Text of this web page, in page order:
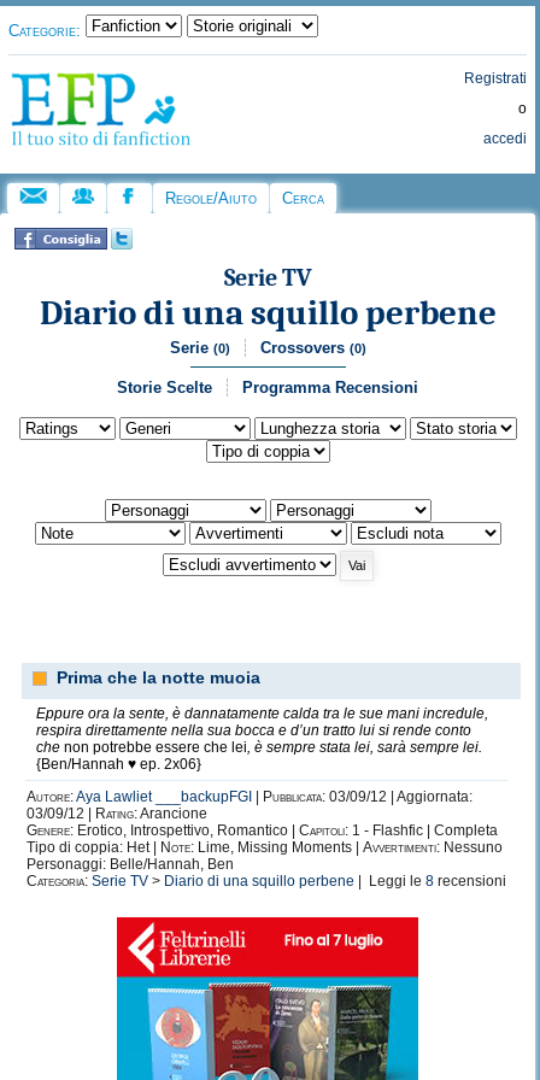
Categorie:
Registrati
o
accedi
Regole/Aiuto Cerca
Serie TV
Diario di una squillo perbene
Serie (0) Crossovers (0)
Storie Scelte Programma Recensioni
Prima che la notte muoia
Eppure ora la sente, è dannatamente calda tra le sue mani incredule,
respira direttamente nella sua bocca e d’un tratto lui si rende conto
che non potrebbe essere che lei, è sempre stata lei, sarà sempre lei.
{Ben/Hannah ♥ ep. 2x06}
Autore:Aya Lawliet ___backupFGI Pubblicata: 03/09/12 | Aggiornata:
03/09/12 |
Rating:Arancione
Genere: Erotico, Introspettivo, Romantico | Capitoli: 1 - Flashfic | Completa
Tipo di coppia: Het |
Note: Lime, Missing Moments | Avvertimenti: Nessuno
Personaggi: Belle/Hannah, Ben
Categoria: Serie TV > Diario di una squillo perbene | Leggi le 8 recensioni